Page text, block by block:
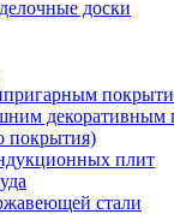
доски
декоративным
покрытия)
плит
стали